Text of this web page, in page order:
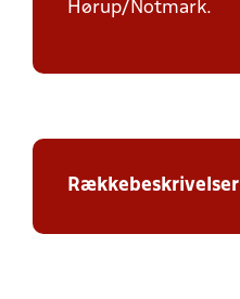
Hørup/Notmark.
Rækkebeskrivelser